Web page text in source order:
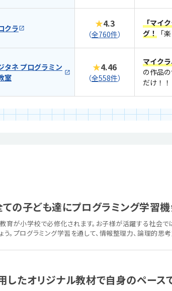
クラ ★4.3
（全760件）
「マイ
グ！ 「
タネ プログラミン
室
★4.46
（全558件）
マイク
の作品
だけ！！
ての子ども達にプログラミング学習機
育が小学校で必修化されます。お子様が活躍する社会
う。プログラミング学習を通して、情報整理力、論理的思
したオリジナル教材で自身のペース